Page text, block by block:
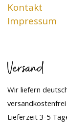
Kontakt
Impressum
Versand
Wir liefern
Lieferzeit 3-5